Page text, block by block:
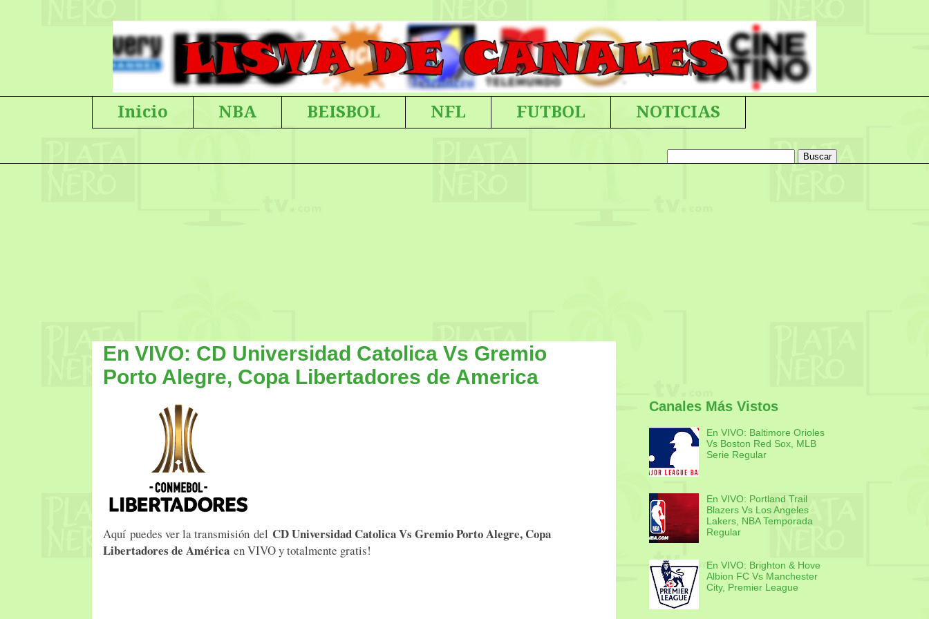
Inicio NBA BEISBOL NFL FUTBOL NOTICIAS
En VIVO: CD Universidad Catolica Vs Gremio
Porto Alegre, Copa Libertadores de America
Aquí puedes ver la transmisión del CD Universidad Catolica Vs Gremio Porto Alegre, Copa
Libertadores de América en VIVO y totalmente gratis!
Canales Más Vistos
En VIVO: Baltimore Orioles
Vs Boston Red Sox, MLB
Serie Regular
En VIVO: Portland Trail
Blazers Vs Los Angeles
Lakers, NBA Temporada
Regular
En VIVO: Brighton & Hove
Albion FC Vs Manchester
City, Premier League